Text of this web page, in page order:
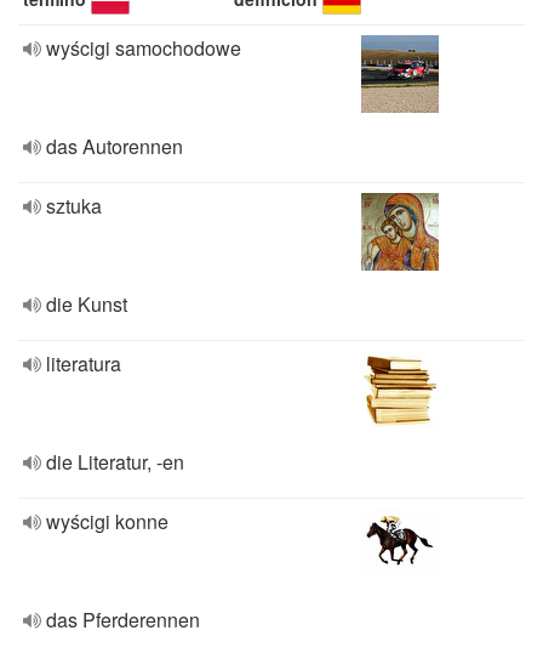
wyścigi samochodowe
das Autorennen
sztuka
die Kunst
literatura
die Literatur, -en
wyścigi konne
das Pferderennen